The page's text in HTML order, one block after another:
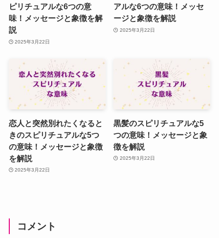
ピリチュアルな6つの意
味！メッセージと象徴を解
説
2025年3月22日
アルな6つの意味！メッセ
ージと象徴を解説
2025年3月22日
恋人と突然別れたくなると
きのスピリチュアルな5つ
の意味！メッセージと象徴
を解説
2025年3月22日
黒髪のスピリチュアルな5
つの意味！メッセージと象
徴を解説
2025年3月22日
コメント